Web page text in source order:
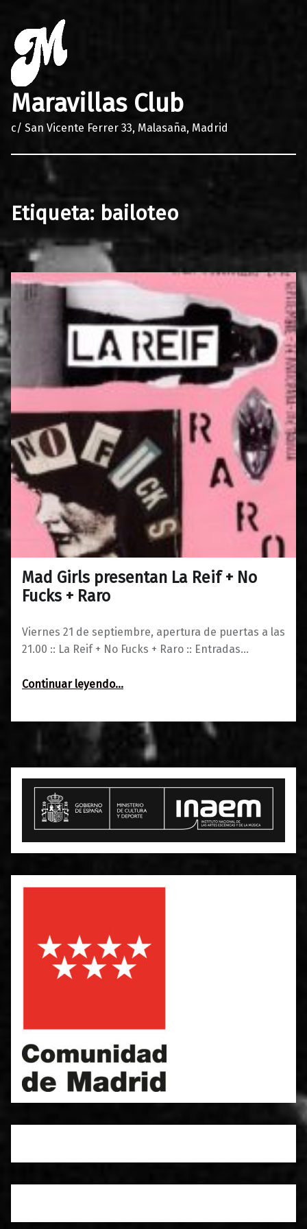
Maravillas Club
c/ San Vicente Ferrer 33, Malasaña, Madrid
Etiqueta: bailoteo
Mad Girls presentan La Reif + No
Fucks + Raro
Viernes 21 de septiembre, apertura de puertas a las
21.00 :: La Reif + No Fucks + Raro :: Entradas…
Continuar leyendo“Mad Girls presentan La Reif + No Fucks + Raro”
…
19/09/2018
0
Maravillas